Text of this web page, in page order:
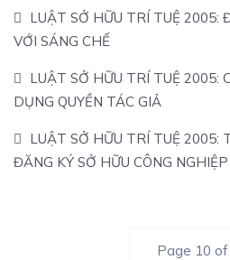
LUẬT SỞ HỮU TRÍ TUỆ 2005:
VỚI SÁNG CHẾ
LUẬT SỞ HỮU TRÍ TUỆ 2005:
DỤNG QUYỀN TÁC GIẢ
LUẬT SỞ HỮU TRÍ TUỆ 2005:
ĐĂNG KÝ SỞ HỮU CÔNG NGHIỆP
Page 10